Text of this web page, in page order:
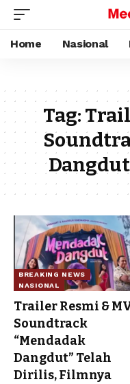
Home Nasional
Tag:
BREAKING NEWS
NASIONAL
Trailer Resmi &
Soundtrack
“Mendadak
Dangdut” Telah
Dirilis, Filmnya